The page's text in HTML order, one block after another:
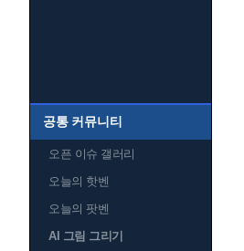
공통 커뮤니티
오픈 이슈 갤러리
오늘의 핫벤
오늘의 팟벤
AI 그림 그리기